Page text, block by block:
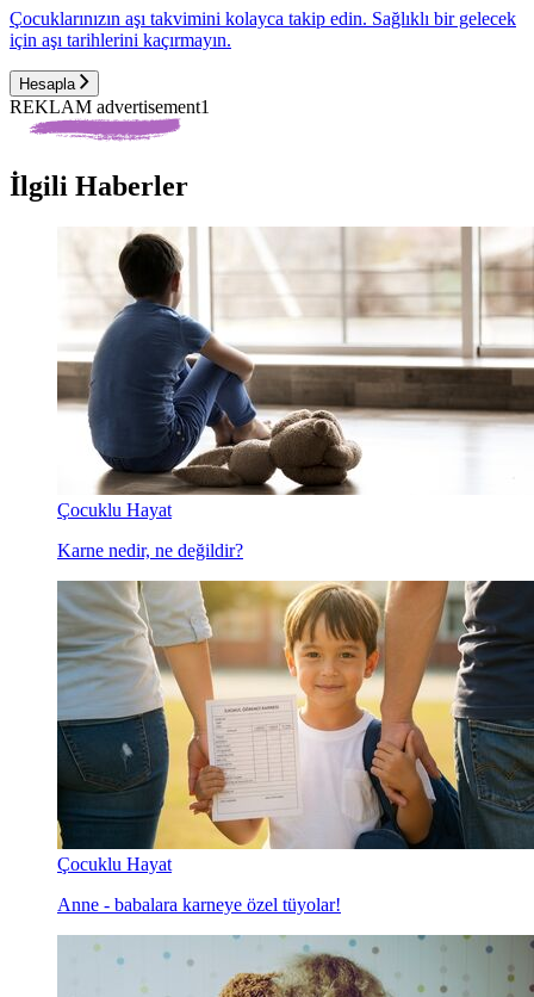
Çocuklarınızın aşı takvimini kolayca takip edin. Sağlıklı bir gelecek
için aşı tarihlerini kaçırmayın.
Hesapla
REKLAM advertisement1
İlgili Haberler
Çocuklu Hayat
Karne nedir, ne değildir?
Çocuklu Hayat
Anne - babalara karneye özel tüyolar!